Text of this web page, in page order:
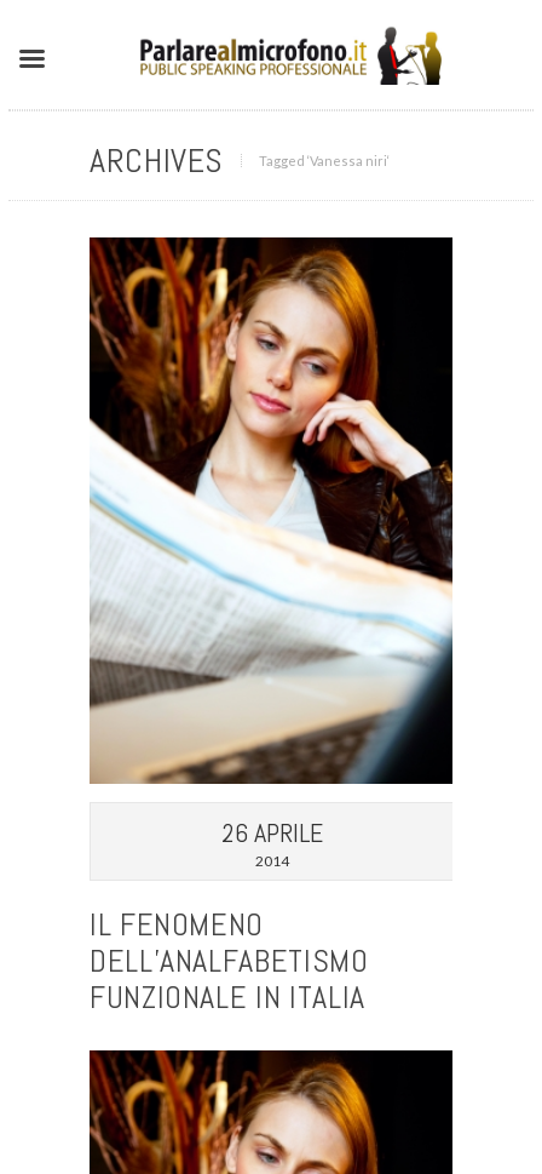
ARCHIVES Tagged ‘Vanessa niri‘
26 APRILE
2014
IL FENOMENO
DELL’ANALFABETISMO
FUNZIONALE IN ITALIA